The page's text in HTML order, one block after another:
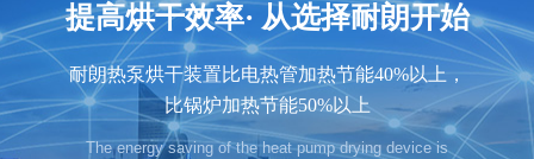
提高烘干效率· 从选择耐朗开始
耐朗热泵烘干装置比电热管加热节能40%以上，
比锅炉加热节能50%以上
The energy saving of the heat pump drying device is